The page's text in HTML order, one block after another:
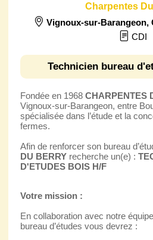
Charpentes
Vignoux-sur-Barangeon,
CDI
Technicien bureau
Fondée en 1968 CHARPENTES
Vignoux-sur-Barangeon, entre
spécialisée dans l’étude et la
fermes.
Afin de renforcer son bureau
DU BERRYrecherche un(e) :
D'ETUDES BOIS H/F
Votre mission :
En collaboration avec notre
bureau d’études vous devrez :